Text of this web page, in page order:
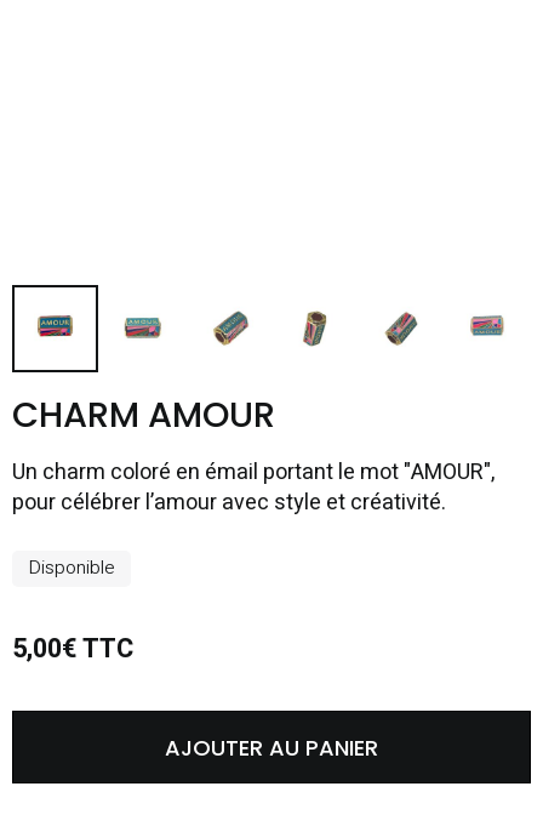
CHARM AMOUR
Un charm coloré en émail portant le mot "AMOUR",
pour célébrer l’amour avec style et créativité.
Disponible
5,00€ TTC
AJOUTER AU PANIER